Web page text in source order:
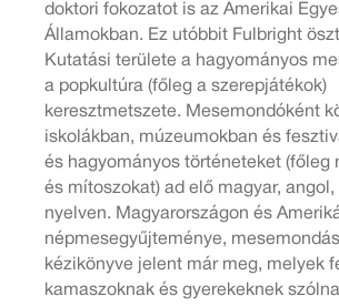
doktori fokozatot is az Amerikai
Államokban. Ez utóbbit Fulbright
Kutatási területe a hagyományos
a popkultúra (főleg a szerepjátékok)
keresztmetszete. Mesemondóként
iskolákban, múzeumokban és
és hagyományos történeteket (főleg
és mítoszokat) ad elő magyar, angol,
nyelven. Magyarországon és
népmesegyűjteménye,
kézikönyve jelent már meg, melyek
kamaszoknak és gyerekeknek